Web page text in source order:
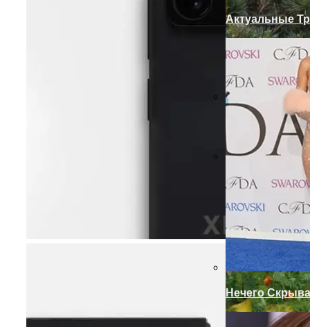
Установка
Современный
Актуальные
Нечего